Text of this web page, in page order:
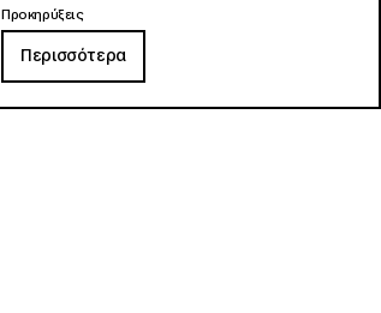
Προκηρύξεις
Περισσότερα